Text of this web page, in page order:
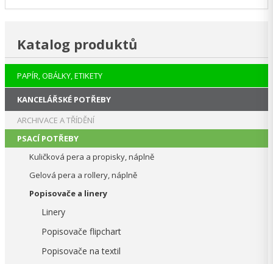
Katalog produktů
PAPÍR, OBÁLKY, ETIKETY
KANCELÁŘSKÉ POTŘEBY
ARCHIVACE A TŘÍDĚNÍ
PSACÍ POTŘEBY
Kuličková pera a propisky, náplně
Gelová pera a rollery, náplně
Popisovače a linery
Linery
Popisovače flipchart
Popisovače na textil